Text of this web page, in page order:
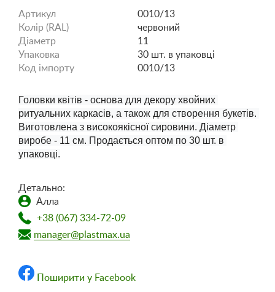
Артикул
0010/13
Колір (RAL)
червоний
Діаметр
11
Упаковка
30 шт. в упаковці
Код імпорту
0010/13
Головки квітів - основа для декору хвойних
ритуальних каркасів, а також для створення букетів.
Виготовлена ​​з високоякісної сировини. Діаметр
виробe - 11 см. Продається оптом по 30 шт. в
упаковці.
Детально:
Алла
+38 (067) 334-72-09
manager@plastmax.ua
Поширити у Facebook